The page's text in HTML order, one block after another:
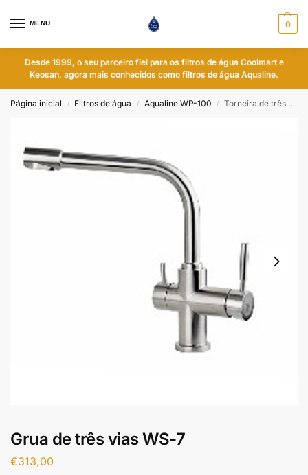
MENU 0
Desde 1999, o seu parceiro fiel para os filtros de água Coolmart e
Keosan, agora mais conhecidos como filtros de água Aqualine.
Página inicial / Filtros de água / Aqualine WP-100 / Torneira de três vias
Grua de três vias WS-7
€313,00